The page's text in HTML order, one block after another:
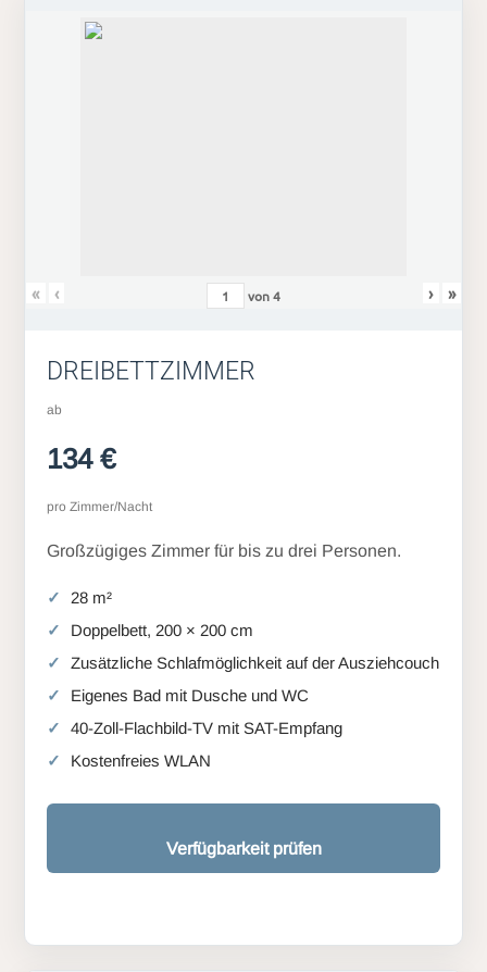
« ‹ von4 › »
DREIBETTZIMMER
ab
134 €
pro Zimmer/Nacht
Großzügiges Zimmer für bis zu drei Personen.
28 m²
Doppelbett, 200 × 200 cm
Zusätzliche Schlafmöglichkeit auf der Ausziehcouch
Eigenes Bad mit Dusche und WC
40-Zoll-Flachbild-TV mit SAT-Empfang
Kostenfreies WLAN
Verfügbarkeit prüfen